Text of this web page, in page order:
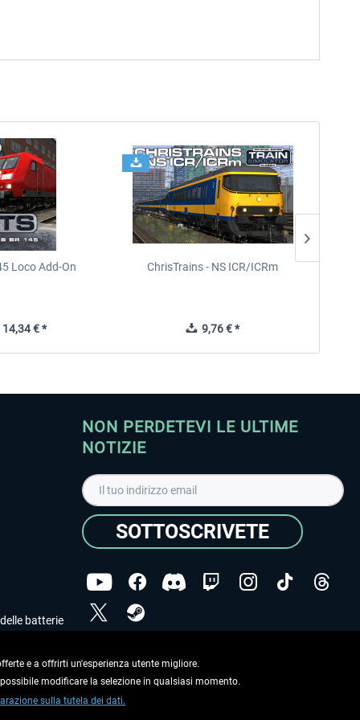
Loco Add-On
€ *
ChrisTrains - NS ICR/ICRm
9,76 € *
batterie
NON PERDETEVI LE ULTIME
NOTIZIE
SOTTOSCRIVETE
dei dati.
Copyright © Aerosoft GmbH. Tutti i diritti riservati.
e a offrirti un'esperienza utente migliore.
modificare la selezione in qualsiasi momento.
sulla tutela dei dati.